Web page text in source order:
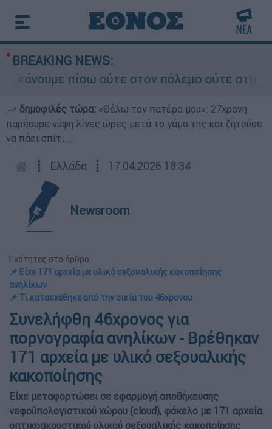
BREAKING NEWS:
πίσω ούτε στον πόλεμο ούτε στις
δημοφιλές τώρα: «Θέλω τον πατέρα μου»: 27χρονη
παρέσυρε νύφη λίγες ώρες μετά το γάμο της και ζητούσε
να πάει σπίτι...
┋ Ελλάδα ┋ 17.04.2026 18:34
Newsroom
Ενότητες στο άρθρο:
📌 Είχε 171 αρχεία με υλικό σεξουαλικής κακοποίησης
ανηλίκων
📌 Τι κατασχέθηκε από την οικία του 46χρονου
Συνελήφθη 46χρονος για
πορνογραφία ανηλίκων - Βρέθηκαν
171 αρχεία με υλικό σεξουαλικής
κακοποίησης
Είχε μεταφορτώσει σε εφαρμογή αποθήκευσης
νεφοϋπολογιστικού χώρου (cloud), φάκελο με 171 αρχεία
οπτικοακουστικού υλικού σεξουαλικής κακοποίησης